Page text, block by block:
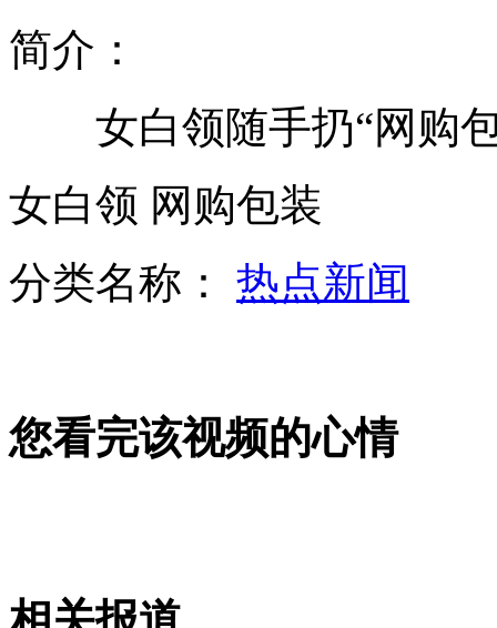
第三者为情人犯法结婚后发现其又出轨
男子打牌发生口角竟杀害牌友
男子救人后喝酒暖身被查出酒驾挨罚
山西运城恶犬咬伤多人 警民合力深夜将其击毙
无痛分娩是否安全 医生回应
外交部：有关国家言论片面不公正
简介：
女白领随手扔“网购包
女白领 网购包装
分类名称： 热点新闻
您看完该视频的心情